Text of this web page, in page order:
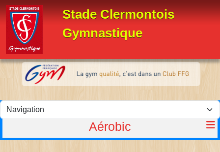
Stade Clermontois
Gymnastique
Aérobic
Panneau de gestion des cookies